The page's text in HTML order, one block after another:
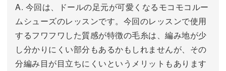
A. 今回は、ドールの足元が可愛くなるモコモコルー
ムシューズのレッスンです。今回のレッスンで使用
するフワフワした質感が特徴の毛糸は、編み地が少
し分かりにくい部分もあるかもしれませんが、その
分編み目が目立ちにくいというメリットもあります